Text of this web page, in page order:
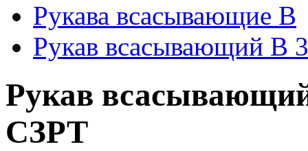
Рукава всасывающие В
Рукав всасывающий В
Рукав
СЗРТ